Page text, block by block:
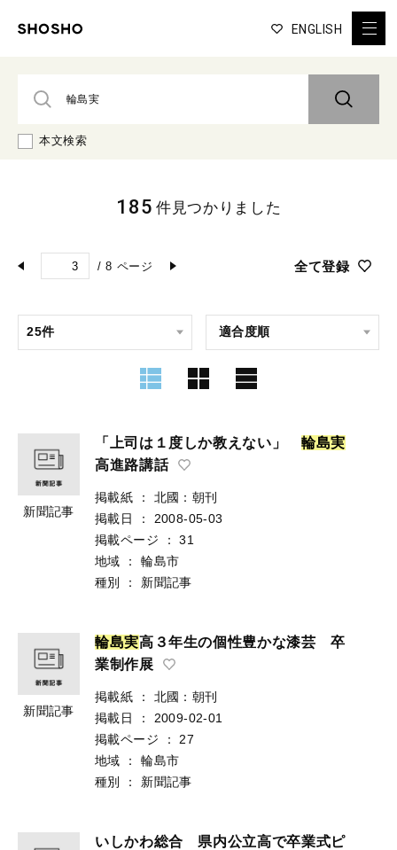
ENGLISH
本文検索
/ 8 ページ 全て登録
185 件見つかりました
新聞記事
「上司は１度しか教えない」 輪島実
高進路講話
掲載紙 ：
北國：朝刊
掲載日
：
2008-05-03
掲載ページ
：
31
地域
：
輪島市
種別
： 新聞記事
新聞記事
輪島実高３年生の個性豊かな漆芸 卒
業制作展
掲載紙 ：
北國：朝刊
掲載日
：
2009-02-01
掲載ページ
：
27
地域
：
輪島市
種別
： 新聞記事
いしかわ総合 県内公立高で卒業式ピ